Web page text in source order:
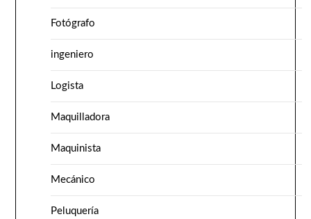
Fotógrafo
ingeniero
Logista
Maquilladora
Maquinista
Mecánico
Peluquería